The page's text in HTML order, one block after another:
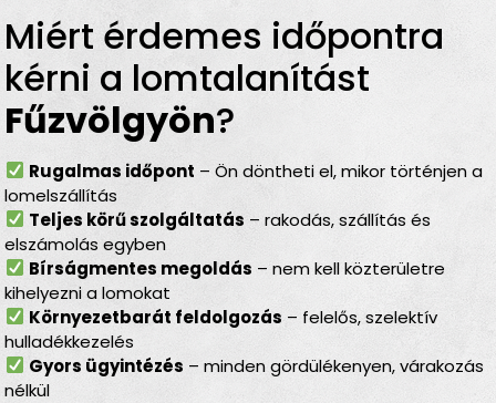
Miért érdemes időpontra
kérni a lomtalanítást
Fűzvölgyön?
Rugalmas időpont – Ön döntheti el, mikor történjen a
lomelszállítás
Teljes körű szolgáltatás – rakodás, szállítás és
elszámolás egyben
Bírságmentes megoldás – nem kell közterületre
kihelyezni a lomokat
Környezetbarát feldolgozás – felelős, szelektív
hulladékkezelés
Gyors ügyintézés – minden gördülékenyen, várakozás
nélkül